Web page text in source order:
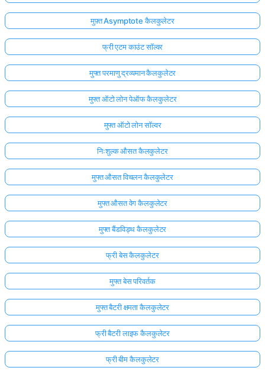
मुफ़्त Asymptote कैलकुलेटर
फ्री एटम काउंट सॉल्वर
मुफ्त परमाणु द्रव्यमान कैलकुलेटर
मुफ्त ऑटो लोन पेऑफ कैलकुलेटर
मुफ्त ऑटो लोन सॉल्वर
निःशुल्क औसत कैलकुलेटर
मुफ्त औसत विचलन कैलकुलेटर
मुफ्त औसत वेग कैलकुलेटर
मुफ्त बैंडविड्थ कैलकुलेटर
फ्री बेस कैलकुलेटर
मुफ्त बेस परिवर्तक
मुफ्त बैटरी क्षमता कैलकुलेटर
फ्री बैटरी लाइफ कैलकुलेटर
फ्री बीम कैलकुलेटर